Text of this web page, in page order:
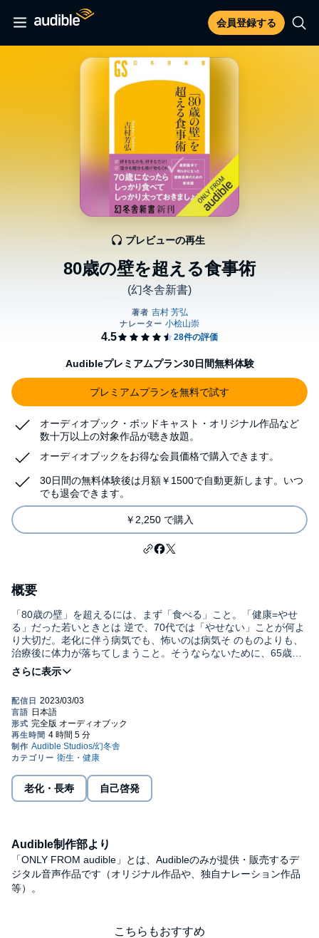
会員登録する
80歳の壁を超える食事術
(幻冬舎新書)
プレビューの再生
Audibleプレミアムプラン30日間無料体験
プレミアムプランを無料で試す
オーディオブック・ポッドキャスト・オリジナル作品など
数十万以上の対象作品が聴き放題。
オーディオブックをお得な会員価格で購入できます。
30日間の無料体験後は月額￥1500で自動更新します。いつ
でも退会できます。
￥2,250 で購入
概要
「80歳の壁」を超えるには、まず「食べる」こと。「健康=やせ
る」だった若いときとは 逆で、70代では「やせない」ことが何よ
り大切だ。老化に伴う病気でも、怖いのは病気そ のものよりも、
治療後に体力が落ちてしまうこと。そうならないために、65歳を
過ぎたら 食事をギアチェンジ、なんでも好きなものをしっかり食
べて「小太り」「ぽっちゃり」に なっておこう。筋肉を増やす食
養・筋肉維持の第一人者である医師がアドバイスする、健康長寿
のための新常識。©YOSHIHIRO YOSHIMURA, GENTOSHA 2022
(P)2022 Audible, Inc.
老化・長寿 自己啓発
Audible制作部より
「ONLY FROM audible」とは、Audibleのみが提供・販売するデ
ジタル音声作品です（オリジナル作品や、独自ナレーション作品
等）。
こちらもおすすめ